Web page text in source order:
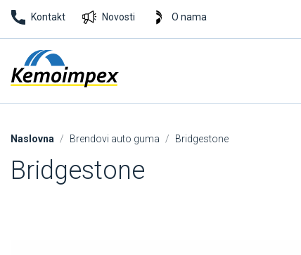
Kontakt Novosti O nama
Naslovna Brendovi auto guma Bridgestone
Bridgestone